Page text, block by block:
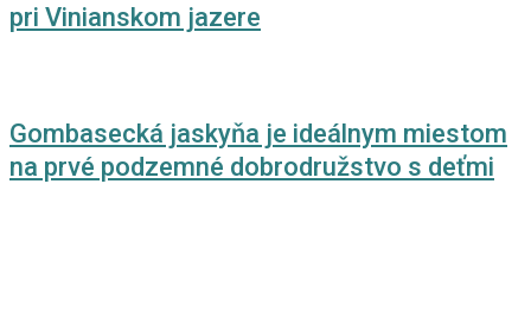
pri Vinianskom jazere
Gombasecká jaskyňa je ideálnym miestom
na prvé podzemné dobrodružstvo s deťmi